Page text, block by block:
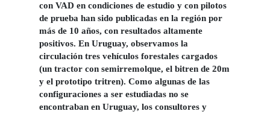
con VAD en condiciones de estudio y con pilotos
de prueba han sido publicadas en la región por
más de 10 años, con resultados altamente
positivos. En Uruguay, observamos la
circulación tres vehículos forestales cargados
(un tractor con semirremolque, el bitren de 20m
y el prototipo tritren). Como algunas de las
configuraciones a ser estudiadas no se
encontraban en Uruguay, los consultores y